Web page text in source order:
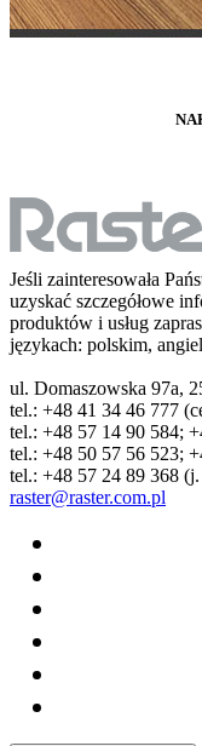
Jeśli zainteresowała
uzyskać szczegółowe
produktów i usług
językach: polskim,
ul. Domaszowska 97a,
tel.: +48 41 34 46 777
tel.: +48 57 14 90 584;
tel.: +48 50 57 56 523;
tel.: +48 57 24 89 368
raster@raster.com.pl